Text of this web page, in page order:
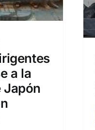
a la
Japón